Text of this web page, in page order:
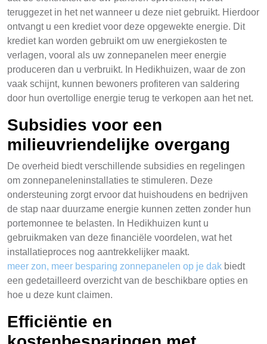
teruggezet in het net wanneer u deze niet gebruikt. Hierdoor
ontvangt u een krediet voor deze opgewekte energie. Dit
krediet kan worden gebruikt om uw energiekosten te
verlagen, vooral als uw zonnepanelen meer energie
produceren dan u verbruikt. In Hedikhuizen, waar de zon
vaak schijnt, kunnen bewoners profiteren van saldering
door hun overtollige energie terug te verkopen aan het net.
Subsidies voor een
milieuvriendelijke overgang
De overheid biedt verschillende subsidies en regelingen
om zonnepaneleninstallaties te stimuleren. Deze
ondersteuning zorgt ervoor dat huishoudens en bedrijven
de stap naar duurzame energie kunnen zetten zonder hun
portemonnee te belasten. In Hedikhuizen kunt u
gebruikmaken van deze financiële voordelen, wat het
installatieproces nog aantrekkelijker maakt.
meer zon, meer besparing zonnepanelen op je dak biedt
een gedetailleerd overzicht van de beschikbare opties en
hoe u deze kunt claimen.
Efficiëntie en